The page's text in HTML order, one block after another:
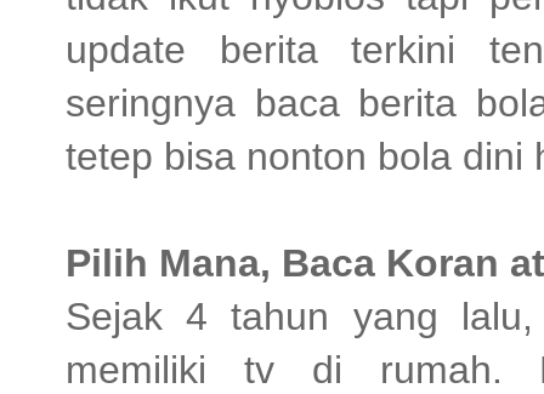
update berita terkini
seringnya baca berita
tetep bisa nonton bola dini
Pilih Mana, Baca Koran
Sejak 4 tahun yang
memiliki tv di rumah.